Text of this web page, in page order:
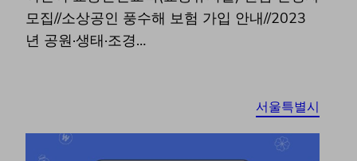
모집//소상공인 풍수해 보험 가입 안내//2023
년 공원·생태·조경…
서울특별시